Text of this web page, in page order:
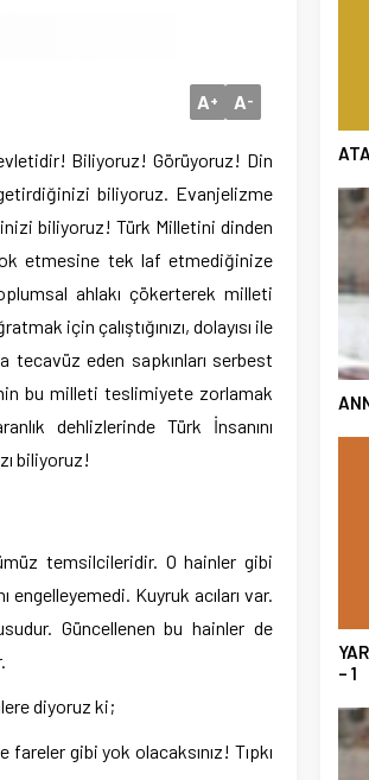
A+ A-
Biliyoruz! Görüyoruz! Din
biliyoruz. Evanjelizme
biliyoruz! Türk Milletini dinden
etmesine tek laf etmediğinize
ahlakı çökerterek milleti
için çalıştığınızı, dolayısı ile
tecavüz eden sapkınları serbest
bu milleti teslimiyete zorlamak
dehlizlerinde Türk İnsanını
biliyoruz!
temsilcileridir. O hainler gibi
engelleyemedi. Kuyruk acıları var.
Güncellenen bu hainler de
diyoruz ki;
gibi yok olacaksınız! Tıpkı
– 1